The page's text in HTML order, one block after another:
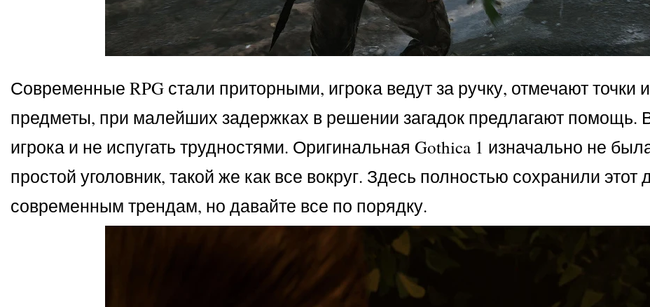
Современные RPG стали приторными, игрока ведут за ручку, отмечают точки
предметы, при малейших задержках в решении загадок предлагают помощь.
игрока и не испугать трудностями. Оригинальная Gothica 1 изначально не
простой уголовник, такой же как все вокруг. Здесь полностью сохранили
современным трендам, но давайте все по порядку.